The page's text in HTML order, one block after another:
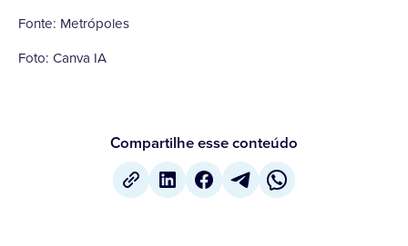
Fonte: Metrópoles
Foto: Canva IA
Compartilhe esse conteúdo